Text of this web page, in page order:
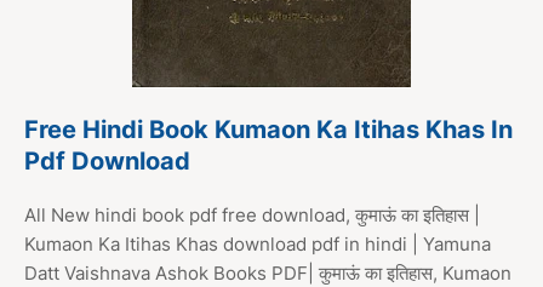
Free Hindi Book Kumaon Ka Itihas Khas In
Pdf Download
All New hindi book pdf free download, कुमाऊं का इतिहास |
Kumaon Ka Itihas Khas download pdf in hindi | Yamuna
Datt Vaishnava Ashok Books PDF| कुमाऊं का इतिहास, Kumaon